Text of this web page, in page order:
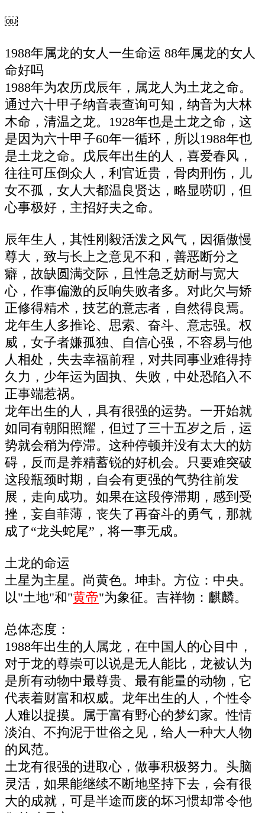
￼
1988年属龙的女人一生命运 88年属龙的女人
命好吗
1988年为农历戊辰年，属龙人为土龙之命。
通过六十甲子纳音表查询可知，纳音为大林
木命，清温之龙。1928年也是土龙之命，这
是因为六十甲子60年一循环，所以1988年也
是土龙之命。戊辰年出生的人，喜爱春风，
往往可压倒众人，利官近贵，骨肉刑伤，儿
女不孤，女人大都温良贤达，略显唠叨，但
心事极好，主招好夫之命。
辰年生人，其性刚毅活泼之风气，因循傲慢
尊大，致与长上之意见不和，善恶断分之
癖，故缺圆满交际，且性急乏妨耐与宽大
心，作事偏激的反响失败者多。对此欠与矫
正修得精术，技艺的意志者，自然得良焉。
龙年生人多推论、思索、奋斗、意志强。权
威，女子者嫌孤独、自信心强，不容易与他
人相处，失去幸福前程，对共同事业难得持
久力，少年运为固执、失败，中处恐陷入不
正事端惹祸。
龙年出生的人，具有很强的运势。一开始就
如同有朝阳照耀，但过了三十五岁之后，运
势就会稍为停滞。这种停顿并没有太大的妨
碍，反而是养精蓄锐的好机会。只要难突破
这段瓶颈时期，自会有更强的气势往前发
展，走向成功。如果在这段停滞期，感到受
挫，妄自菲薄，丧失了再奋斗的勇气，那就
成了“龙头蛇尾”，将一事无成。
土龙的命运
土星为主星。尚黄色。坤卦。方位：中央。
以"土地"和"黄帝"为象征。吉祥物：麒麟。
总体态度：
1988年出生的人属龙，在中国人的心目中，
对于龙的尊崇可以说是无人能比，龙被认为
是所有动物中最尊贵、最有能量的动物，它
代表着财富和权威。龙年出生的人，个性令
人难以捉摸。属于富有野心的梦幻家。性情
淡泊、不拘泥于世俗之见，给人一种大人物
的风范。
土龙有很强的进取心，做事积极努力。头脑
灵活，如果能继续不断地坚持下去，会有很
大的成就，可是半途而废的坏习惯却常令他